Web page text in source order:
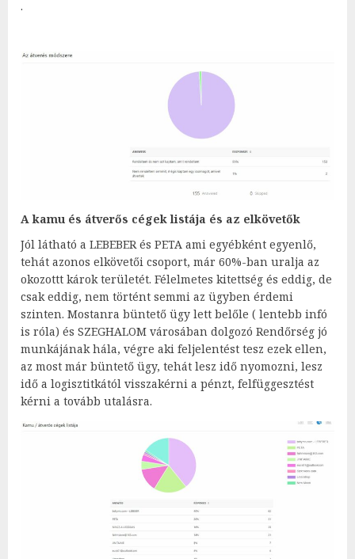
.
A kamu és átverős cégek listája és az elkövetők
Jól látható a LEBEBER és PETA ami egyébként egyenlő,
tehát azonos elkövetői csoport, már 60%-ban uralja az
okozottt károk területét. Félelmetes kitettség és eddig, de
csak eddig, nem történt semmi az ügyben érdemi
szinten. Mostanra büntető ügy lett belőle ( lentebb infó
is róla) és SZEGHALOM városában dolgozó Rendőrség jó
munkájának hála, végre aki feljelentést tesz ezek ellen,
az most már büntető ügy, tehát lesz idő nyomozni, lesz
idő a logisztitkától visszakérni a pénzt, felfüggesztést
kérni a tovább utalásra.